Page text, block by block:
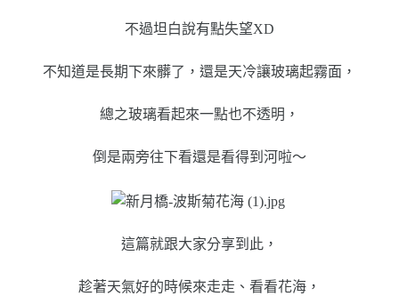
不過坦白說有點失望XD
不知道是長期下來髒了，還是天冷讓玻璃起霧面，
總之玻璃看起來一點也不透明，
倒是兩旁往下看還是看得到河啦～
這篇就跟大家分享到此，
趁著天氣好的時候來走走、看看花海，